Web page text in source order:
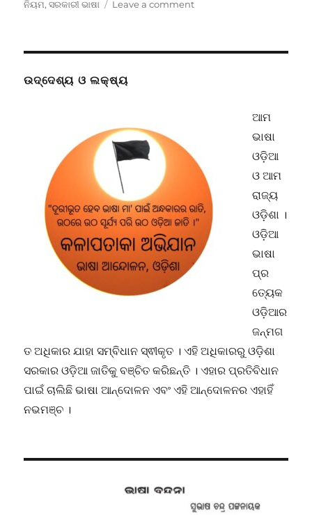
ନିୟମ,ସରକାରୀ ଭାଷା Leave a commenton
ଉଦ୍ଦେଶ୍ୟ ଓ ଲକ୍ଷ୍ୟ
ଆମ
ଭାଷା
ଓଡ଼ିଆ
ଓ ଆମ
ରାଜ୍ୟ
ଓଡ଼ିଶା ।
ଓଡ଼ିଆ
ଭାଷା
ପ୍ର
ତ୍ୟେକ
ଓଡ଼ିଆର
ଜନ୍ମଗ
ତ ଅଧିକାର ଯାହା ସମ୍ବିଧାନ ସ୍ଵୀକୃତ । ଏହି ଅଧିକାରରୁ ଓଡ଼ିଶା
ସରକାର ଓଡ଼ିଆ ଜାତିକୁ ବଞ୍ଚିତ କରିଛନ୍ତି । ଏହାର ପ୍ରତିବିଧାନ
ପାଇଁ ଚାଲିଛି ଭାଷା ଆନ୍ଦୋଳନ ଏବଂ ଏହି ଆନ୍ଦୋଳନର ଏହାହିଁ
ନଭମଞ୍ଚ ।